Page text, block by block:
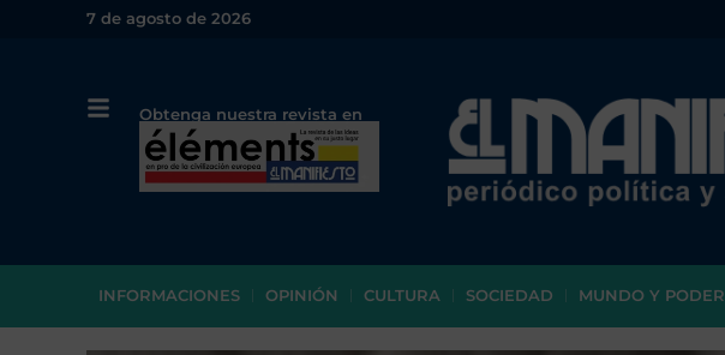
7 de agosto de 2026
Obtenga nuestra revista en
papel o en PDF
INFORMACIONES OPINIÓN CULTURA SOCIEDAD MUNDO Y PODER